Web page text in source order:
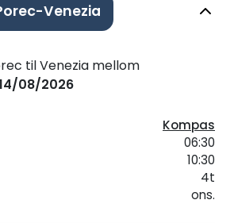
Venezia
til Venezia mellom
08/2026
Kompas
06:30
10:30
4t
ons.